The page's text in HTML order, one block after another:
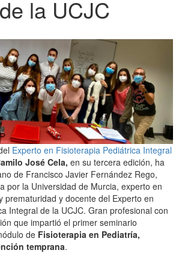
la UCJC
Experto en Fisioterapia Pediátrica Integral
José Cela, en su tercera edición, ha
de Francisco Javier Fernández Rego,
por la Universidad de Murcia, experto en
prematuridad y docente del Experto en
Integral de la UCJC. Gran profesional con
que impartió el primer seminario
de Fisioterapia en Pediatría,
temprana.